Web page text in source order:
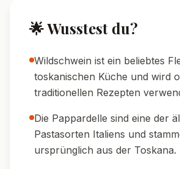
🌟 Wusstest du?
Wildschwein ist ein beliebtes
toskanischen Küche und wird
traditionellen Rezepten
Die Pappardelle sind eine der
Pastasorten Italiens und
ursprünglich aus der Toskana.